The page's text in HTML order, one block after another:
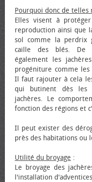
Pourquoi donc de telles
Elles visent à
reproduction ainsi que
sol comme la perdrix
caille des blés. De
également les
progéniture comme
Il faut rajouter à cela
qui butinent dès les
jachères. Le
fonction des régions et
Il peut exister des
près des habitations ou
Utilité du broyage :
Le broyage des
l'installation